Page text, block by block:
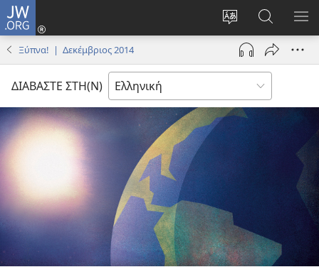
JW.ORG
Αλλαγή
γλώσσας
ιστότοπου
Σύνδεση
(ανοίγει
παράθυρο)
στο
JW.ORG
Ξύπνα! | Δεκέμβριος 2014
ΔΙΑΒΑΣΤΕ ΣΤΗ(Ν)